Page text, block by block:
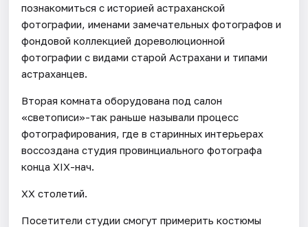
познакомиться с историей астраханской
фотографии, именами замечательных фотографов и
фондовой коллекцией дореволюционной
фотографии с видами старой Астрахани и типами
астраханцев.
Вторая комната оборудована под салон
«светописи»-так раньше называли процесс
фотографирования, где в старинных интерьерах
воссоздана студия провинциального фотографа
конца XIX-нач.
XX столетий.
Посетители студии смогут примерить костюмы